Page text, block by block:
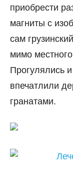
приобрести
магниты с
сам
мимо
Прогулялись
впечатлили
гранатами.